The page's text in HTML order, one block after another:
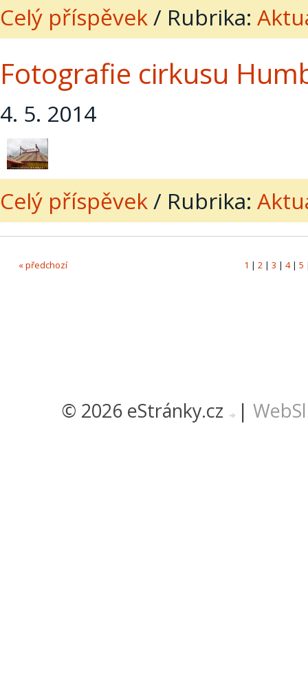
Celý příspěvek/ Rubrika:
Fotografie cirkusu
4. 5. 2014
Celý příspěvek/ Rubrika:
« předchozí 1 | 2 | 3 | 4 | 5
© 2026 eStránky.cz |